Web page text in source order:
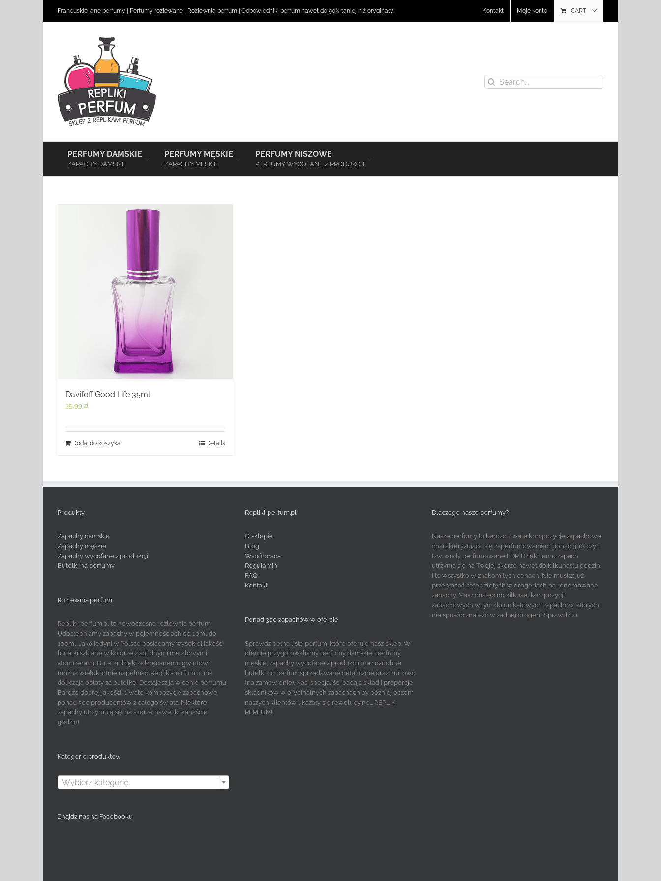
Francuskie lane perfumy Perfumy rozlewane Rozlewnia perfum Odpowiedniki perfum nawet do 90% taniej niż oryginały! Kontakt Moje konto CART
Search
for:
PERFUMY DAMSKIE
ZAPACHY DAMSKIE
PERFUMY MĘSKIE
ZAPACHY MĘSKIE
PERFUMY NISZOWE
PERFUMY WYCOFANE Z PRODUKCJI
Davifoff Good Life 35ml
39,99 zł
Dodaj do koszyka Details
Produkty
Zapachy damskie
Zapachy męskie
Zapachy wycofane z produkcji
Butelki na perfumy
Rozlewnia perfum
Repliki-perfum.pl to nowoczesna rozlewnia perfum.
Udostępniamy zapachy w pojemnościach od 10ml do
100ml. Jako jedyni w Polsce posiadamy wysokiej jakości
butelki szklane w kolorze z solidnymi metalowymi
atomizerami. Butelki dzięki odkręcanemu gwintowi
można wielokrotnie napełniać. Repliki-perfum.pl nie
doliczają opłaty za butelkę! Dostajesz ją w cenie perfumu.
Bardzo dobrej jakości, trwałe kompozycje zapachowe
ponad 300 producentów z całego świata. Niektóre
zapachy utrzymują się na skórze nawet kilkanaście
godzin!
Kategorie produktów
Wybierz kategorię
Znajdź nas na Facebooku
Repliki-perfum.pl
O sklepie
Blog
Współpraca
Regulamin
FAQ
Kontakt
Ponad 300 zapachów w ofercie
Sprawdź pełną listę perfum, które oferuje nasz sklep. W
ofercie przygotowaliśmy perfumy damskie, perfumy
męskie, zapachy wycofane z produkcji oraz ozdobne
butelki do perfum sprzedawane detalicznie oraz hurtowo
(na zamówienie). Nasi specjaliści badają skład i proporcje
składników w oryginalnych zapachach by później oczom
naszych klientów ukazały się rewolucyjne... REPLIKI
PERFUM!
Dlaczego nasze perfumy?
Nasze perfumy to bardzo trwałe kompozycje zapachowe
charakteryzujące się zaperfumowaniem ponad 30% czyli
tzw. wody perfumowane EDP. Dzięki temu zapach
utrzyma się na Twojej skórze nawet do kilkunastu godzin.
I to wszystko w znakomitych cenach! Nie musisz już
przepłacać setek złotych w drogeriach na renomowane
zapachy. Masz dostęp do kilkuset kompozycji
zapachowych w tym do unikatowych zapachów, których
nie sposób znaleźć w żadnej drogerii. Sprawdź to!